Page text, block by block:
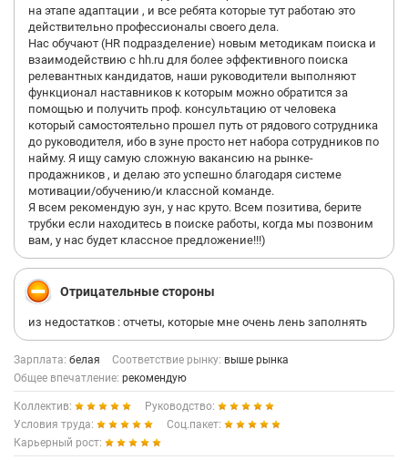
на этапе адаптации , и все ребята которые тут работаю это
действительно профессионалы своего дела.
Нас обучают (HR подразделение) новым методикам поиска и
взаимодействию с hh.ru для более эффективного поиска
релевантных кандидатов, наши руководители выполняют
функционал наставников к которым можно обратится за
помощью и получить проф. консультацию от человека
который самостоятельно прошел путь от рядового сотрудника
до руководителя, ибо в зуне просто нет набора сотрудников по
найму. Я ищу самую сложную вакансию на рынке-
продажников , и делаю это успешно благодаря системе
мотивации/обучению/и классной команде.
Я всем рекомендую зун, у нас круто. Всем позитива, берите
трубки если находитесь в поиске работы, когда мы позвоним
вам, у нас будет классное предложение!!!)
Отрицательные стороны
из недостатков : отчеты, которые мне очень лень заполнять
Зарплата: белая Соответствие рынку: выше рынка
Общее впечатление: рекомендую
Коллектив:
Руководство:
Условия труда:
Соц.пакет:
Карьерный рост: